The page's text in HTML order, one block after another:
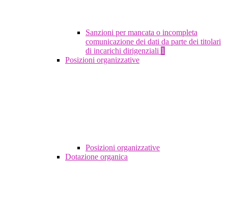
Sanzioni per mancata o incompleta
comunicazione dei dati da parte dei titolari
di incarichi dirigenziali 1
Posizioni organizzative
Posizioni organizzative
Dotazione organica